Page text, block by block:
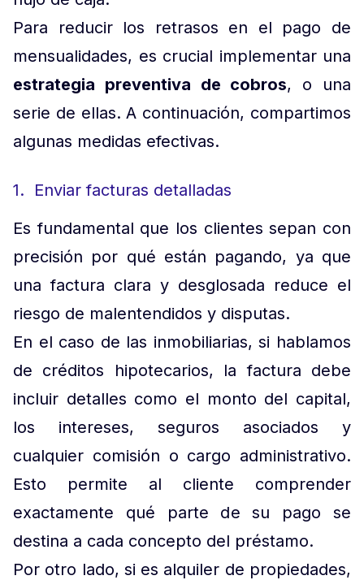
Para reducir los retrasos en el pago de
mensualidades, es crucial implementar una
estrategia preventiva de cobros, o una
serie de ellas. A continuación, compartimos
algunas medidas efectivas.
1. Enviar facturas detalladas
Es fundamental que los clientes sepan con
precisión por qué están pagando, ya que
una factura clara y desglosada reduce el
riesgo de malentendidos y disputas.
En el caso de las inmobiliarias, si hablamos
de créditos hipotecarios, la factura debe
incluir detalles como el monto del capital,
los intereses, seguros asociados y
cualquier comisión o cargo administrativo.
Esto permite al cliente comprender
exactamente qué parte de su pago se
destina a cada concepto del préstamo.
Por otro lado, si es alquiler de propiedades,